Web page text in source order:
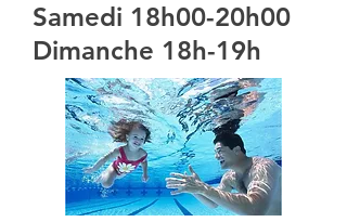
Samedi 18h00-20h00
Dimanche 18h-19h